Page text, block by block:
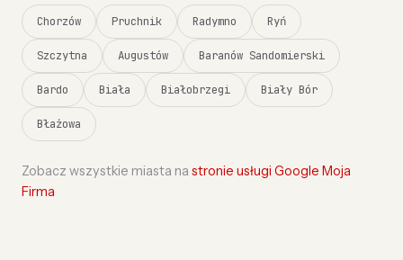
Chorzów Pruchnik Radymno Ryń
Szczytna Augustów Baranów Sandomierski
Bardo Biała Białobrzegi Biały Bór
Błażowa
Zobacz wszystkie miasta na stronie usługi Google Moja
Firma